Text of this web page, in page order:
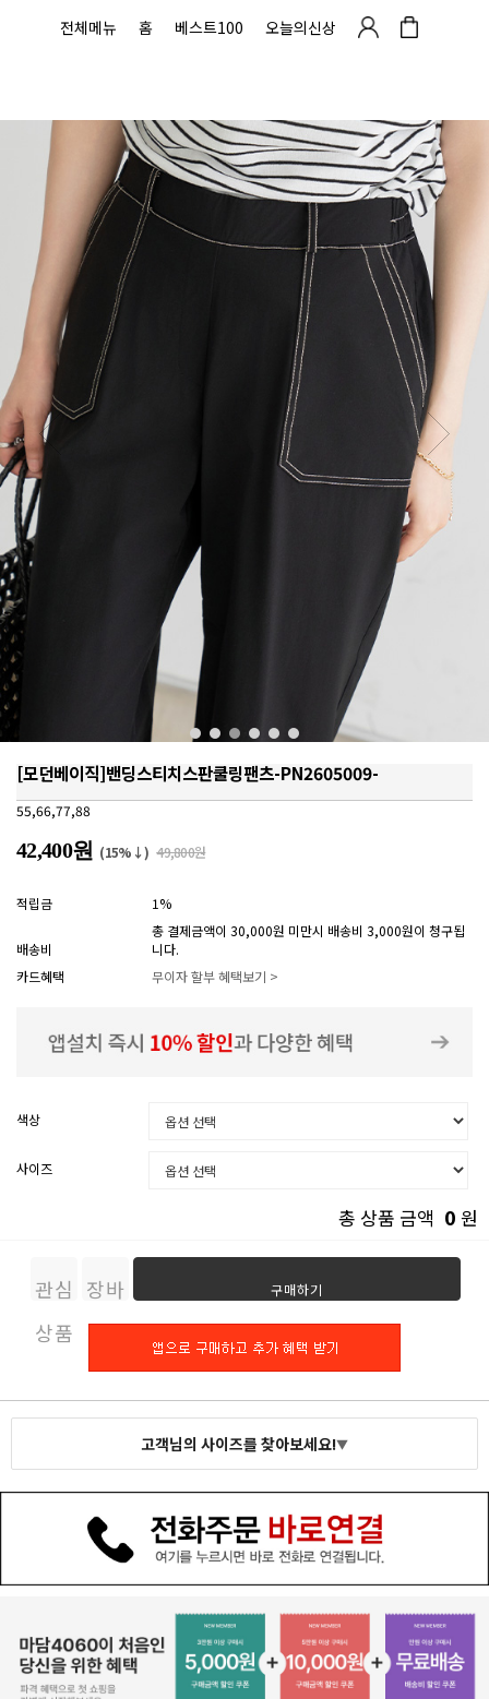
전체메뉴 홈 베스트100 오늘의신상
[모던베이직]밴딩스티치스판쿨링팬츠-PN2605009-
55,66,77,88
42,400원 (15%↓) 49,800원
적립금 1%
배송비
총 결제금액이 30,000원 미만시 배송비 3,000원이 청구됩
니다.
카드혜택
무이자 할부 혜택보기 >
색상
사이즈
총 상품 금액 0 원
관심
상품
장바
구니
구매하기
고객님의 사이즈를 찾아보세요!▼